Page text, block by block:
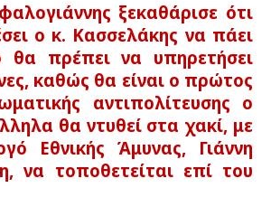
ξεκαθάρισε ότι
ο κ. Κασσελάκης να πάει
θα πρέπει να υπηρετήσει
καθώς θα είναι ο πρώτος
αντιπολίτευσης ο
θα ντυθεί στα χακί, με
Εθνικής Άμυνας, Γιάννη
να τοποθετείται επί του